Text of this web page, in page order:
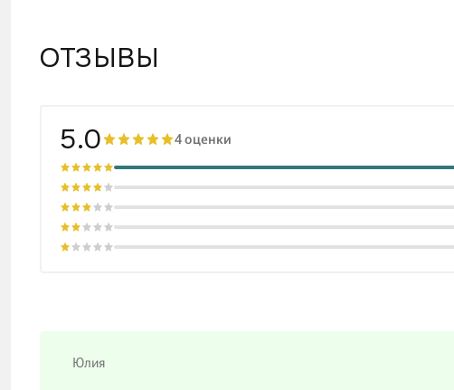
ОТЗЫВЫ
5.0 4 оценки
Юлия